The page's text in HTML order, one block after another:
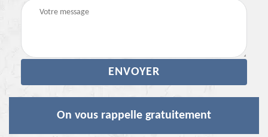
On vous rappelle gratuitement